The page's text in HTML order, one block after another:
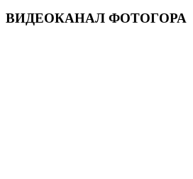
ВИДЕОКАНАЛ ФОТОГОРА